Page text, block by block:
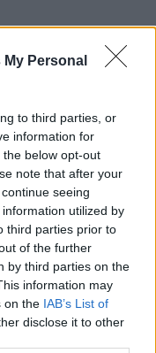
Personal
to third parties, or
information for
below opt-out
note that after your
seeing
utilized by
third parties prior to
of the further
by third parties on the
information may
on the IAB’s List of
disclose it to other